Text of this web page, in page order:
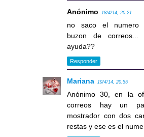
Anónimo 18/4/14, 20:21
no saco el numero
buzon de correos...
ayuda??
Responder
Mariana 19/4/14, 20:55
Anónimo 30, en la
correos hay un
mostrador con dos
restas y ese es el